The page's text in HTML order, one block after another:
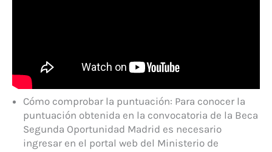
Cómo comprobar la puntuación: Para conocer la
puntuación obtenida en la convocatoria de la Beca
Segunda Oportunidad Madrid es necesario
ingresar en el portal web del Ministerio de